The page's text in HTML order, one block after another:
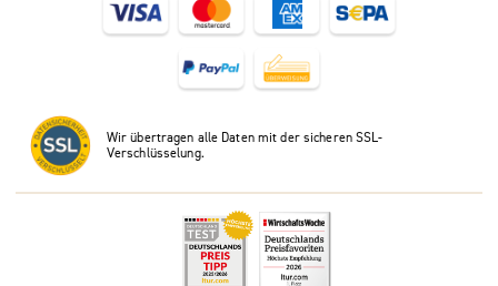
Wir übertragen alle Daten mit der sicheren SSL-
Verschlüsselung.